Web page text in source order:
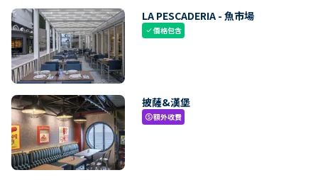
LA PESCADERIA - 魚市場
check價格包含
披薩&漢堡
paid額外收費